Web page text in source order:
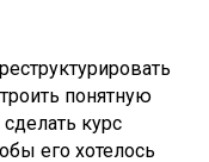
понятную
курс
его хотелось